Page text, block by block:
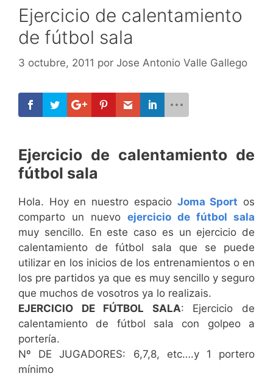
Ejercicio de calentamiento
de fútbol sala
3 octubre, 2011 por Jose Antonio Valle Gallego
Ejercicio de calentamiento de
fútbol sala
Hola. Hoy en nuestro espacio Joma Sport os
comparto un nuevo ejercicio de fútbol sala
muy sencillo. En este caso es un ejercicio de
calentamiento de fútbol sala que se puede
utilizar en los inicios de los entrenamientos o en
los pre partidos ya que es muy sencillo y seguro
que muchos de vosotros ya lo realizais.
EJERCICIO DE FÚTBOL SALA: Ejercicio de
calentamiento de fútbol sala con golpeo a
portería.
Nº DE JUGADORES: 6,7,8, etc….y 1 portero
mínimo